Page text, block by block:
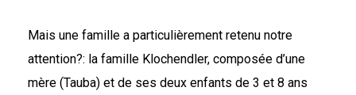
Mais une famille a particulièrement retenu notre
attention?: la famille Klochendler, composée d’une
mère (Tauba) et de ses deux enfants de 3 et 8 ans